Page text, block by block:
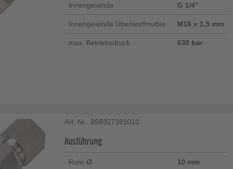
Innengewinde G 1/4"
Innengewinde Überwurfmutter M16 x 1,5 mm
max. Betriebsdruck 630 bar
Art. Nr.: 858327381010
Ausführung
Rohr-Ø 10 mm